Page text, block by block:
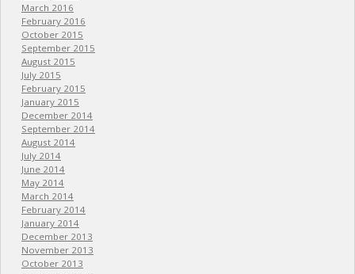
March 2016
February 2016
October 2015
September 2015
August 2015
July 2015
February 2015
January 2015
December 2014
September 2014
August 2014
July 2014
June 2014
May 2014
March 2014
February 2014
January 2014
December 2013
November 2013
October 2013